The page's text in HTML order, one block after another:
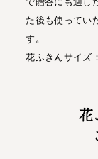
た後も使ってい
す。
花ふきんサイズ
花